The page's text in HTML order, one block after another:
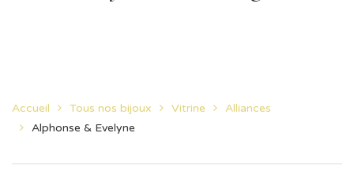
Accueil Tous nos bijoux Vitrine
Alliances
Alphonse & Evelyne